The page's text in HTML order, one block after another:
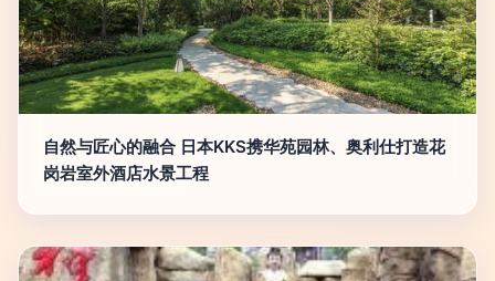
自然与匠心的融合 日本KKS携华苑园林、奥利仕打造花
岗岩室外酒店水景工程